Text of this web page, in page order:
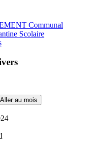
Communal
Scolaire
Aller au mois